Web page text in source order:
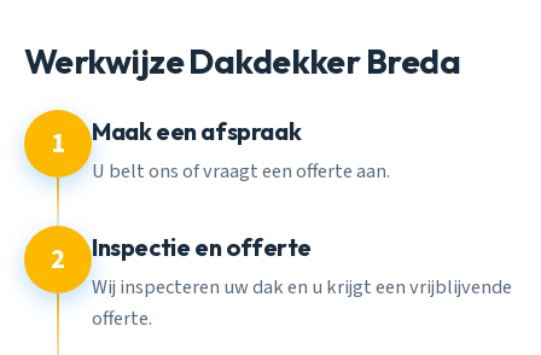
Werkwijze Dakdekker Breda
1 Maak een afspraak
U belt ons of vraagt een offerte aan.
2 Inspectie en offerte
Wij inspecteren uw dak en u krijgt een vrijblijvende
offerte.